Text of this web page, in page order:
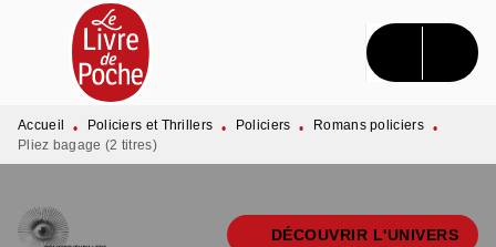
MENU RECHERCHE CONTENU
PIED DE PAGE
Accueil • Policiers et Thrillers • Policiers • Romans policiers •
Pliez bagage (2 titres)
DÉCOUVRIR L'UNIVERS